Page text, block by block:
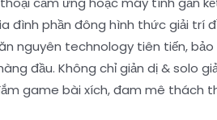
đình phần đông hình thức giải trí
nguyên technology tiên tiến,
đầu. Không chỉ giản dị & solo
game bài xích, đam mê thách